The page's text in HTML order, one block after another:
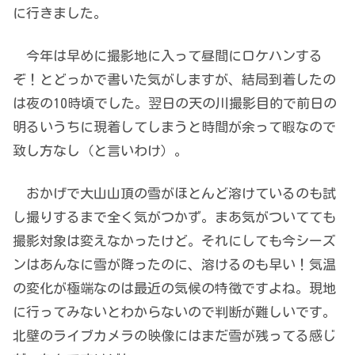
に行きました。
今年は早めに撮影地に入って昼間にロケハンする
ぞ！とどっかで書いた気がしますが、結局到着したの
は夜の10時頃でした。翌日の天の川撮影目的で前日の
明るいうちに現着してしまうと時間が余って暇なので
致し方なし（と言いわけ）。
おかげで大山山頂の雪がほとんど溶けているのも試
し撮りするまで全く気がつかず。まあ気がついてても
撮影対象は変えなかったけど。それにしても今シーズ
ンはあんなに雪が降ったのに、溶けるのも早い！気温
の変化が極端なのは最近の気候の特徴ですよね。現地
に行ってみないとわからないので判断が難しいです。
北壁のライブカメラの映像にはまだ雪が残ってる感じ